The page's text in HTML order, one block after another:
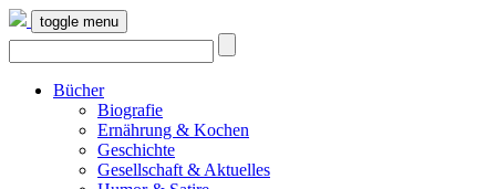
toggle menu
Bücher
Biografie
Ernährung & Kochen
Geschichte
Gesellschaft & Aktuelles